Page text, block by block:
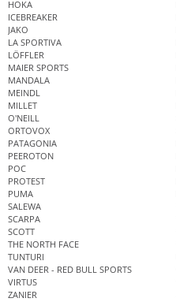
HOKA
ICEBREAKER
JAKO
LA SPORTIVA
LÖFFLER
MAIER SPORTS
MANDALA
MEINDL
MILLET
O'NEILL
ORTOVOX
PATAGONIA
PEEROTON
POC
PROTEST
PUMA
SALEWA
SCARPA
SCOTT
THE NORTH FACE
TUNTURI
VAN DEER - RED BULL SPORTS
VIRTUS
ZANIER